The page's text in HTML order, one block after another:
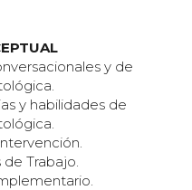
y de
y habilidades de
Trabajo.